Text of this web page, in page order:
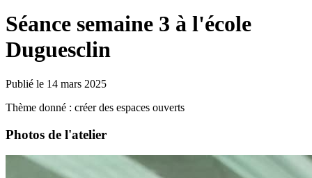
Séance semaine 3 à l'école
Duguesclin
Publié le 14 mars 2025
Thème donné : créer des espaces ouverts
Photos de l'atelier